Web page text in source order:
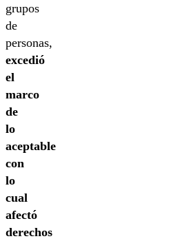
grupos
de
personas,
excedió
el
marco
de
lo
aceptable
con
lo
cual
afectó
derechos